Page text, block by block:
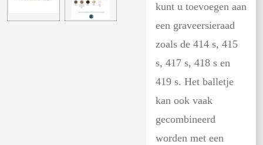
kunt u toevoegen aan
een graveersieraad
zoals de 414 s, 415
s, 417 s, 418 s en
419 s. Het balletje
kan ook vaak
gecombineerd
worden met een